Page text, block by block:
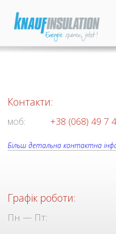
Контакти:
моб: +38 (068) 49 7
Більш детальна контактна
Графік роботи:
Пн — Пт: